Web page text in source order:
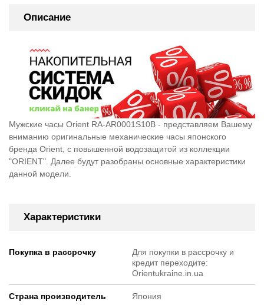
Описание
Мужские часы Orient RA-AR0001S10B - представляем Вашему
вниманию оригинальные механические часы японского
бренда Orient, c повышенной водозащитой из коллекции
"ORIENT". Далее будут разобраны основные характеристики
данной модели.
Характеристики
Покупка в рассрочку
Для покупки в рассрочку и
кредит переходите:
Orientukraine.in.ua
Страна производитель Япония